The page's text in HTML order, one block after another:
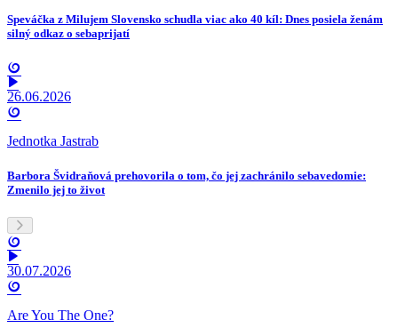
Speváčka z Milujem Slovensko schudla viac ako 40 kíl: Dnes posiela ženám
silný odkaz o sebaprijatí
26.06.2026
Jednotka Jastrab
Barbora Švidraňová prehovorila o tom, čo jej zachránilo sebavedomie:
Zmenilo jej to život
30.07.2026
Are You The One?